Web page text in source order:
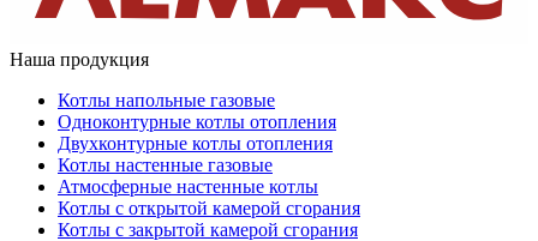
Наша продукция
Котлы напольные газовые
Одноконтурные котлы отопления
Двухконтурные котлы отопления
Котлы настенные газовые
Атмосферные настенные котлы
Котлы с открытой камерой сгорания
Котлы с закрытой камерой сгорания